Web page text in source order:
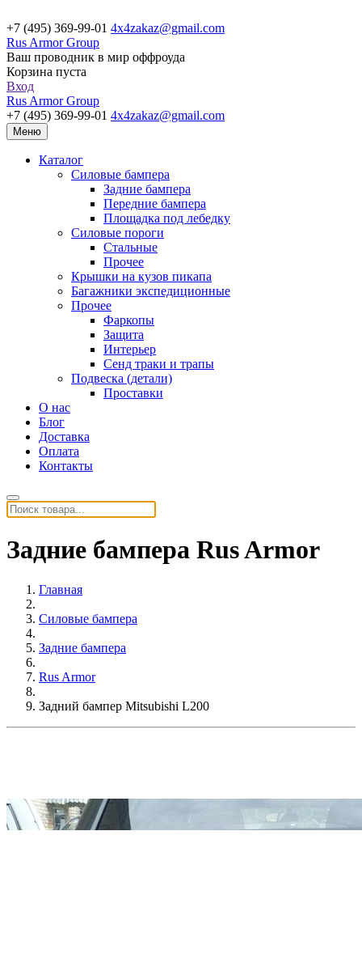
+7 (495) 369-99-01 4x4zakaz@gmail.com
Rus Armor Group
Ваш проводник в мир оффроуда
Корзина пуста
Вход
Rus Armor Group
+7 (495) 369-99-01 4x4zakaz@gmail.com
Меню
Каталог
Силовые бампера
Задние бампера
Передние бампера
Площадка под лебедку
Силовые пороги
Стальные
Прочее
Крышки на кузов пикапа
Багажники экспедиционные
Прочее
Фаркопы
Защита
Интерьер
Сенд траки и трапы
Подвеска (детали)
Проставки
О нас
Блог
Доставка
Оплата
Контакты
Задние бампера Rus Armor
Главная
Силовые бампера
Задние бампера
Rus Armor
Задний бампер Mitsubishi L200